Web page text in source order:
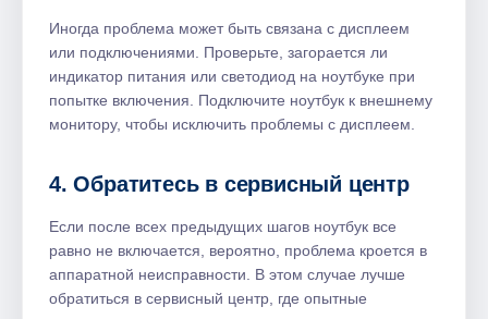
Иногда проблема может быть связана с дисплеем
или подключениями. Проверьте, загорается ли
индикатор питания или светодиод на ноутбуке при
попытке включения. Подключите ноутбук к внешнему
монитору, чтобы исключить проблемы с дисплеем.
4. Обратитесь в сервисный центр
Если после всех предыдущих шагов ноутбук все
равно не включается, вероятно, проблема кроется в
аппаратной неисправности. В этом случае лучше
обратиться в сервисный центр, где опытные